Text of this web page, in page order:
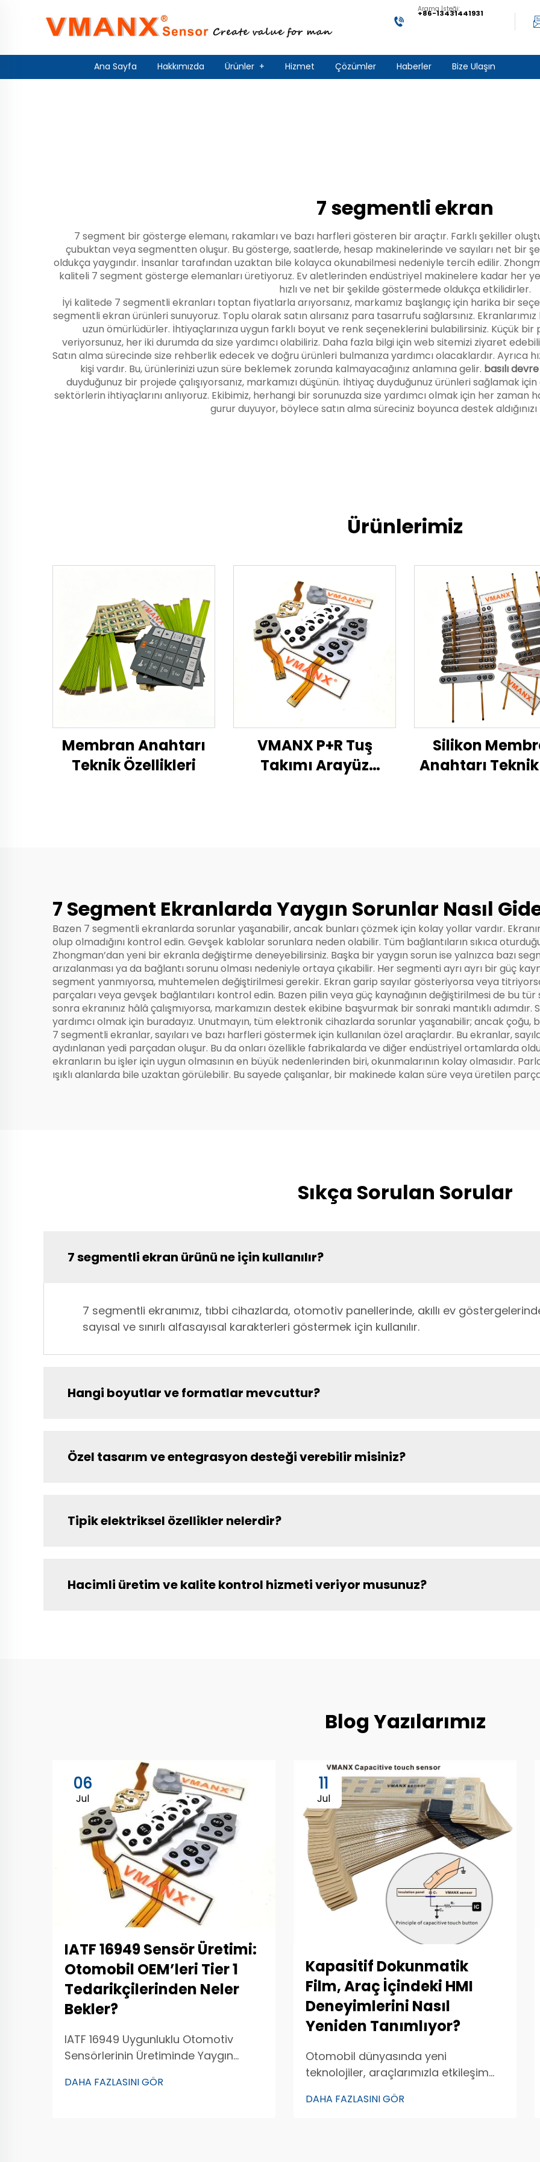
Arama İsteği:
+86-13431441931
Ana Sayfa Hakkımızda Ürünler + Hizmet Çözümler Haberler Bize Ulaşın
7 segmentli ekran
7 segment bir gösterge elemanı, rakamları ve bazı harfleri gösteren bir araçtır. Farklı şekiller
çubuktan veya segmentten oluşur. Bu gösterge, saatlerde, hesap makinelerinde ve sayıları net bir
oldukça yaygındır. İnsanlar tarafından uzaktan bile kolayca okunabilmesi nedeniyle tercih edilir.
kaliteli 7 segment gösterge elemanları üretiyoruz. Ev aletlerinden endüstriyel makinelere kadar her
hızlı ve net bir şekilde göstermede oldukça etkilidirler.
İyi kalitede 7 segmentli ekranları toptan fiyatlarla arıyorsanız, markamız başlangıç için harika bir
segmentli ekran ürünleri sunuyoruz. Toplu olarak satın alırsanız para tasarrufu sağlarsınız.
uzun ömürlüdürler. İhtiyaçlarınıza uygun farklı boyut ve renk seçeneklerini bulabilirsiniz. Küçük
veriyorsunuz, her iki durumda da size yardımcı olabiliriz. Daha fazla bilgi için web sitemizi ziyaret
Satın alma sürecinde size rehberlik edecek ve doğru ürünleri bulmanıza yardımcı olacaklardır. Ayrıca
kişi vardır. Bu, ürünlerinizi uzun süre beklemek zorunda kalmayacağınız anlamına gelir. basılı
duyduğunuz bir projede çalışıyorsanız, markamızı düşünün. İhtiyaç duyduğunuz ürünleri sağlamak
sektörlerin ihtiyaçlarını anlıyoruz. Ekibimiz, herhangi bir sorunuzda size yardımcı olmak için her
gurur duyuyor, böylece satın alma süreciniz boyunca destek aldığınızı
Ürünlerimiz
Membran Anahtarı
Teknik Özellikleri
VMANX P+R Tuş
Takımı Arayüz
Silikon
Anahtarı
7 Segment Ekranlarda Yaygın Sorunlar Nasıl
Bazen 7 segmentli ekranlarda sorunlar yaşanabilir, ancak bunları çözmek için kolay yollar vardır.
olup olmadığını kontrol edin. Gevşek kablolar sorunlara neden olabilir. Tüm bağlantıların sıkıca
Zhongman’dan yeni bir ekranla değiştirme deneyebilirsiniz. Başka bir yaygın sorun ise yalnızca bazı
arızalanması ya da bağlantı sorunu olması nedeniyle ortaya çıkabilir. Her segmenti ayrı ayrı bir güç
segment yanmıyorsa, muhtemelen değiştirilmesi gerekir. Ekran garip sayılar gösteriyorsa veya
parçaları veya gevşek bağlantıları kontrol edin. Bazen pilin veya güç kaynağının değiştirilmesi de bu tür
sonra ekranınız hâlâ çalışmıyorsa, markamızın destek ekibine başvurmak bir sonraki mantıklı
yardımcı olmak için buradayız. Unutmayın, tüm elektronik cihazlarda sorunlar yaşanabilir; ancak çoğu,
7 segmentli ekranlar, sayıları ve bazı harfleri göstermek için kullanılan özel araçlardır. Bu ekranlar,
aydınlanan yedi parçadan oluşur. Bu da onları özellikle fabrikalarda ve diğer endüstriyel ortamlarda
ekranların bu işler için uygun olmasının en büyük nedenlerinden biri, okunmalarının kolay olmasıdır.
ışıklı alanlarda bile uzaktan görülebilir. Bu sayede çalışanlar, bir makinede kalan süre veya üretilen
Sıkça Sorulan Sorular
7 segmentli ekran ürünü ne için kullanılır?
7 segmentli ekranımız, tıbbi cihazlarda, otomotiv panellerinde, akıllı ev
sayısal ve sınırlı alfasayısal karakterleri göstermek için kullanılır.
Hangi boyutlar ve formatlar mevcuttur?
Özel tasarım ve entegrasyon desteği verebilir misiniz?
Tipik elektriksel özellikler nelerdir?
Hacimli üretim ve kalite kontrol hizmeti veriyor musunuz?
Blog Yazılarımız
06
Jul
IATF 16949 Sensör Üretimi:
Otomobil OEM’leri Tier 1
Tedarikçilerinden Neler
Bekler?
IATF 16949 Uygunluklu Otomotiv
Sensörlerinin Üretiminde Yaygın
standartlarına uygun otomotiv
DAHA FAZLASINI GÖR
11
Jul
Kapasitif Dokunmatik
Film, Araç İçindeki HMI
Deneyimlerini Nasıl
Yeniden Tanımlıyor?
Otomobil dünyasında yeni
teknolojiler, araçlarımızla etkileşim
bağlamda dikkat çekici bir yenilik de
DAHA FAZLASINI GÖR